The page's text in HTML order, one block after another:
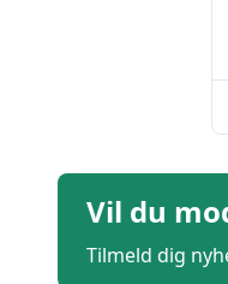
Vil du
Tilmeld dig